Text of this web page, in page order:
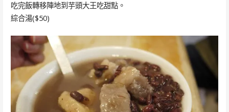
吃完飯轉移陣地到芋頭大王吃甜點。
綜合湯($50)